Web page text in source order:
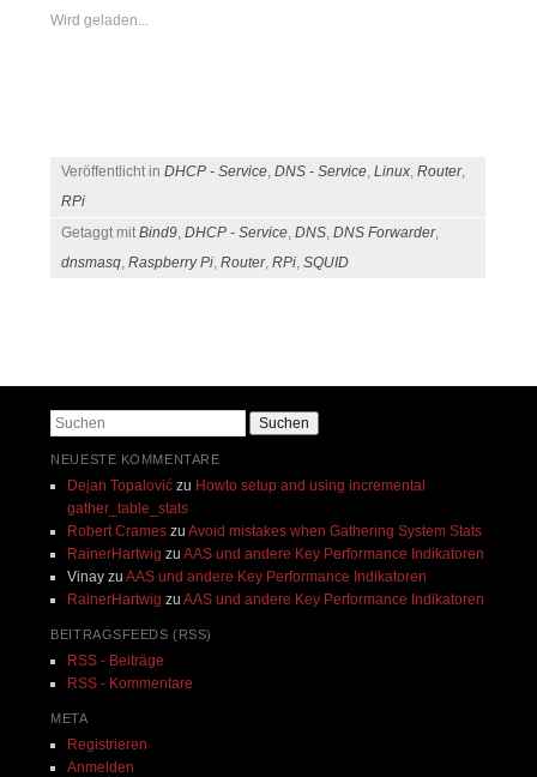
Wird geladen...
Veröffentlicht inDHCP - Service ,DNS - Service ,Linux ,Router,
RPi
Getaggt mitBind9 ,DHCP - Service ,DNS ,DNS Forwarder,
dnsmasq ,Raspberry Pi ,Router,RPi ,SQUID
Suchen
NEUESTE KOMMENTARE
Dejan Topalovićzu Howto setup and using incremental
gather_table_stats
Robert Crameszu Avoid mistakes when Gathering System Stats
RainerHartwig zu AAS und andere Key Performance Indikatoren
Vinayzu AAS und andere Key Performance Indikatoren
RainerHartwig zu AAS und andere Key Performance Indikatoren
BEITRAGSFEEDS (RSS)
RSS - Beiträge
RSS - Kommentare
META
Registrieren
Anmelden